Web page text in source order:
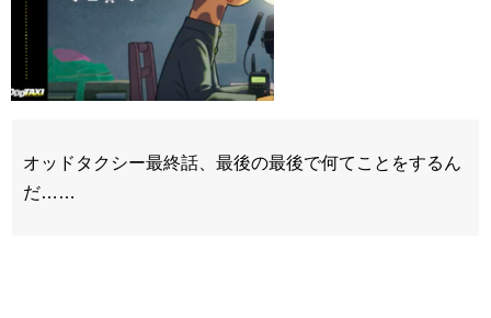
オッドタクシー最終話、最後の最後で何てことをするん
だ……